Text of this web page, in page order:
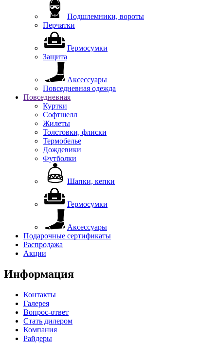
Подшлемники, вороты
Перчатки
Гермосумки
Защита
Аксессуары
Повседневная одежда
Повседневная
Куртки
Софтшелл
Жилеты
Толстовки, флиски
Термобелье
Дождевики
Футболки
Шапки, кепки
Гермосумки
Аксессуары
Подарочные сертификаты
Распродажа
Акции
Информация
Контакты
Галерея
Вопрос-ответ
Стать дилером
Компания
Райдеры